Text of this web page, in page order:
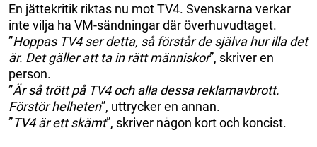
En jättekritik riktas nu mot TV4. Svenskarna verkar
inte vilja ha VM-sändningar där överhuvudtaget.
”Hoppas TV4 ser detta, så förstår de själva hur illa det
är. Det gäller att ta in rätt människor”, skriver en
person.
”Är så trött på TV4 och alla dessa reklamavbrott.
Förstör helheten”, uttrycker en annan.
”TV4 är ett skämt”, skriver någon kort och koncist.